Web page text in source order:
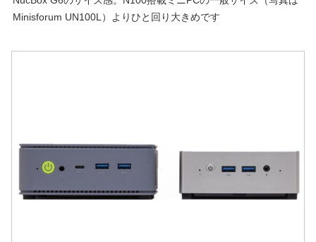
Minisforum UN100L）よりひと回り大きめです